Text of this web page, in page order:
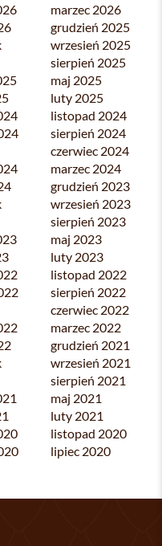
marzec 2026
grudzień 2025
wrzesień 2025
sierpień 2025
maj 2025
luty 2025
listopad 2024
sierpień 2024
czerwiec 2024
marzec 2024
grudzień 2023
wrzesień 2023
sierpień 2023
maj 2023
luty 2023
listopad 2022
sierpień 2022
czerwiec 2022
marzec 2022
grudzień 2021
wrzesień 2021
sierpień 2021
maj 2021
luty 2021
listopad 2020
lipiec 2020